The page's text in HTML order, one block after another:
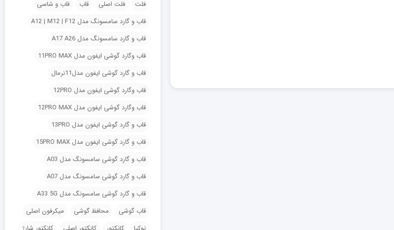
فلت
فلت اصلی قاب
قاب و شاسی
قاب و گارد سامسونگ مدل A12 | M12 | F12
قاب و گارد سامسونگ مدل A17 A26
قاب وگارد گوشی ایفون مدل 11PRO MAX
قاب و گارد گوشی ایفون مدل11نرمال
قاب وگارد گوشی ایفون مدل 12PRO
قاب وگارد گوشی ایفون مدل 12PRO MAX
قاب و گارد گوشی ایفون مدل 13PRO
قاب و گارد گوشی ایفون مدل 15PRO MAX
قاب و گارد گوشی سامسونگ مدل A03
قاب و گارد گوشی سامسونگ مدل A07
قاب و گارد گوشی سامسونگ مدل A33 5G
قاب گوشی
محافظ گوشی
میکرفون اصلی